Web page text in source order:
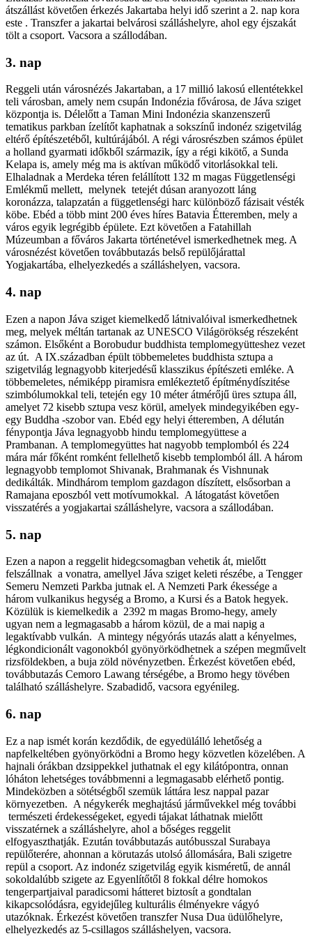
átszállást követően érkezés Jakartaba helyi idő szerint a 2. nap kora
este . Transzfer a jakartai belvárosi szálláshelyre, ahol egy éjszakát
tölt a csoport. Vacsora a szállodában.
3. nap
Reggeli után városnézés Jakartaban, a 17 millió lakosú ellentétekkel
teli városban, amely nem csupán Indonézia fővárosa, de Jáva sziget
központja is. Délelőtt a Taman Mini Indonézia skanzenszerű
tematikus parkban ízelítőt kaphatnak a sokszínű indonéz szigetvilág
eltérő építészetéből, kultúrájából. A régi városrészben számos épület
a holland gyarmati időkből származik, így a régi kikötő, a Sunda
Kelapa is, amely még ma is aktívan működő vitorlásokkal teli.
Elhaladnak a Merdeka téren felállított 132 m magas Függetlenségi
Emlékmű mellett, melynek tetejét dúsan aranyozott láng
koronázza, talapzatán a függetlenségi harc különböző fázisait vésték
köbe. Ebéd a több mint 200 éves híres Batavia Étteremben, mely a
város egyik legrégibb épülete. Ezt követően a Fatahillah
Múzeumban a főváros Jakarta történetével ismerkedhetnek meg. A
városnézést követően továbbutazás belső repülőjárattal
Yogjakartába, elhelyezkedés a szálláshelyen, vacsora.
4. nap
Ezen a napon Jáva sziget kiemelkedő látnivalóival ismerkedhetnek
meg, melyek méltán tartanak az UNESCO Világörökség részeként
számon. Elsőként a Borobudur buddhista templomegyütteshez vezet
az út. A IX.században épült többemeletes buddhista sztupa a
szigetvilág legnagyobb kiterjedésű klasszikus építészeti emléke. A
többemeletes, némiképp piramisra emlékeztető építménydíszitése
szimbólumokkal teli, tetején egy 10 méter átmérőjű üres sztupa áll,
amelyet 72 kisebb sztupa vesz körül, amelyek mindegyikében egy-
egy Buddha -szobor van. Ebéd egy helyi étteremben, A délután
fénypontja Jáva legnagyobb hindu templomegyüttese a
Prambanan. A templomegyüttes hat nagyobb templomból és 224
mára már főként romként fellelhető kisebb templomból áll. A három
legnagyobb templomot Shivanak, Brahmanak és Vishnunak
dedikálták. Mindhárom templom gazdagon díszített, elsősorban a
Ramajana eposzból vett motívumokkal. A látogatást követően
visszatérés a yogjakartai szálláshelyre, vacsora a szállodában.
5. nap
Ezen a napon a reggelit hidegcsomagban vehetik át, mielőtt
felszállnak a vonatra, amellyel Jáva sziget keleti részébe, a Tengger
Semeru Nemzeti Parkba jutnak el. A Nemzeti Park ékessége a
három vulkanikus hegység a Bromo, a Kursi és a Batok hegyek.
Közülük is kiemelkedik a 2392 m magas Bromo-hegy, amely
ugyan nem a legmagasabb a három közül, de a mai napig a
legaktívabb vulkán. A mintegy négyórás utazás alatt a kényelmes,
légkondicionált vagonokból gyönyörködhetnek a szépen megművelt
rizsföldekben, a buja zöld növényzetben. Érkezést követően ebéd,
továbbutazás Cemoro Lawang térségébe, a Bromo hegy tövében
található szálláshelyre. Szabadidő, vacsora egyénileg.
6. nap
Ez a nap ismét korán kezdődik, de egyedülálló lehetőség a
napfelkeltében gyönyörködni a Bromo hegy közvetlen közelében. A
hajnali órákban dzsippekkel juthatnak el egy kilátópontra, onnan
lóháton lehetséges továbbmenni a legmagasabb elérhető pontig.
Mindeközben a sötétségből szemük láttára lesz nappal pazar
környezetben. A négykerék meghajtású járművekkel még további
természeti érdekességeket, egyedi tájakat láthatnak mielőtt
visszatérnek a szálláshelyre, ahol a bőséges reggelit
elfogyaszthatják. Ezután továbbutazás autóbusszal Surabaya
repülőterére, ahonnan a körutazás utolsó állomására, Bali szigetre
repül a csoport. Az indonéz szigetvilág egyik kisméretű, de annál
sokoldalúbb szigete az Egyenlítőtől 8 fokkal délre homokos
tengerpartjaival paradicsomi hátteret biztosít a gondtalan
kikapcsolódásra, egyidejűleg kulturális élményekre vágyó
utazóknak. Érkezést követően transzfer Nusa Dua üdülőhelyre,
elhelyezkedés az 5-csillagos szálláshelyen, vacsora.